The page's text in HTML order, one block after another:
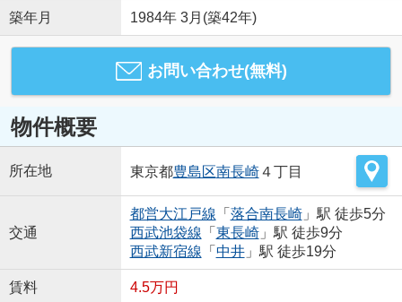
築年月 1984年 3月(築42年)
お問い合わせ(無料)
物件概要
所在地 東京都豊島区南長崎４丁目
交通
都営大江戸線 「 落合南長崎」駅 徒歩5分
西武池袋線 「 東長崎」駅 徒歩9分
西武新宿線 「 中井」駅 徒歩19分
賃料 4.5万円